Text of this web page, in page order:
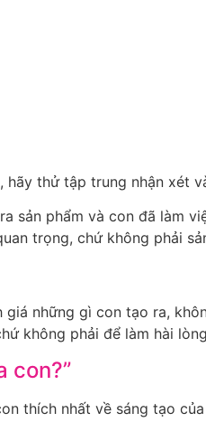
thử tập trung nhận xét
sản phẩm và con đã làm
trọng, chứ không phải
những gì con tạo ra,
không phải để làm hài
con?”
thích nhất về sáng tạo